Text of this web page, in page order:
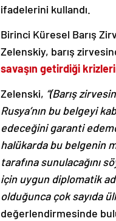
ifadelerini kullandı.
Birinci Küresel Barış
Zelenskiy, barış
savaşın getirdiği
Zelenski, “(Barış
Rusya’nın bu belgeyi
edeceğini garanti
halükarda bu belgenin
tarafına sunulacağını
için uygun diplomatik
olduğunca çok sayıda
değerlendirmesinde